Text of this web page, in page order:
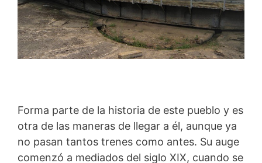
Forma parte de la historia de este pueblo y es
otra de las maneras de llegar a él, aunque ya
no pasan tantos trenes como antes. Su auge
comenzó a mediados del siglo XIX, cuando se